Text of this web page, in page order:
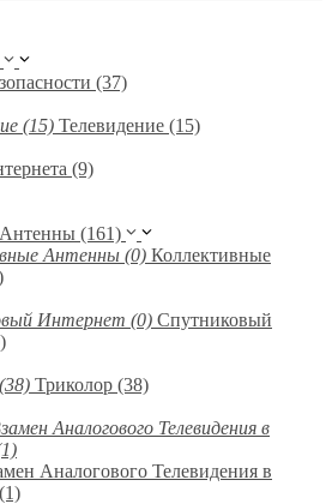
(37)
Телевидение (15)
(9)
Антенны (161)
Коллективные
Спутниковый
Триколор (38)
Аналогового Телевидения в